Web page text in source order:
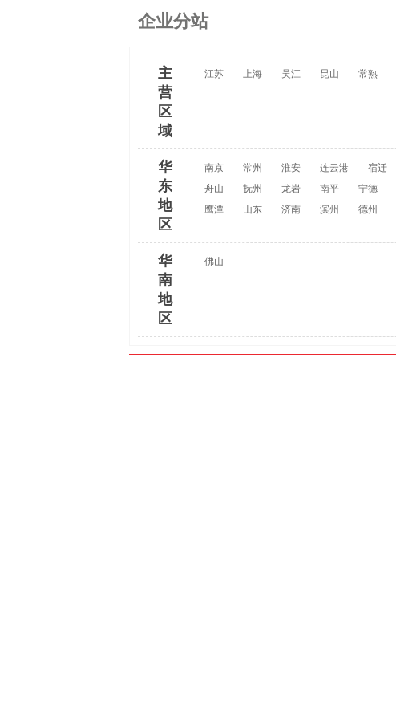
企业分站
主
营
区
域
江苏 上海 吴江 昆山 常熟
华
东
地
区
南京 常州 淮安 连云港 宿迁
舟山
抚州 龙岩 南平 宁德
鹰潭
山东 济南 滨州 德州
华
南
地
区
佛山